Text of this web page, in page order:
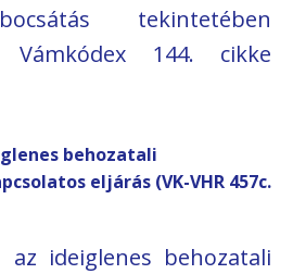
tekintetében
Vámkódex 144. cikke
behozatali
eljárás (VK-VHR 457c.
az ideiglenes behozatali